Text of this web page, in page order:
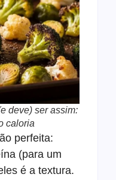
deve) ser assim:
caloria
perfeita:
(para um
é a textura.